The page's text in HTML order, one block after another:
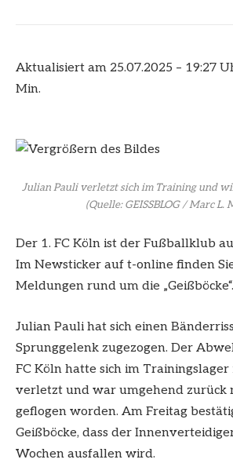
Aktualisiert am 25.07.2025 – 19:27
Min.
Julian Pauli verletzt sich im Training und
(Quelle: GEISSBLOG / Marc L.
Der 1. FC Köln ist der Fußballklub
Im Newsticker auf t-online finden
Meldungen rund um die „Geißböcke“.
Julian Pauli hat sich einen
Sprunggelenk zugezogen. Der
FC Köln hatte sich im
verletzt und war umgehend zurück
geflogen worden. Am Freitag
Geißböcke, dass der
Wochen ausfallen wird.